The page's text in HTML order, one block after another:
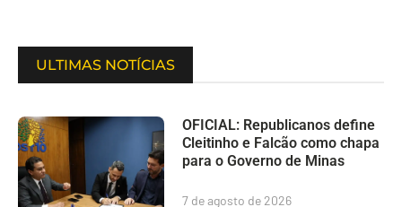
ULTIMAS NOTÍCIAS
OFICIAL: Republicanos define
Cleitinho e Falcão como chapa
para o Governo de Minas
7 de agosto de 2026